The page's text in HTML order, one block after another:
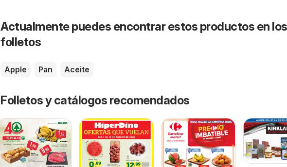
Actualmente puedes encontrar estos productos en los
folletos
Apple Pan Aceite
Folletos y catálogos recomendados